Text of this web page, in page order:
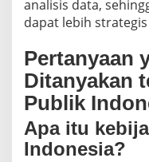
analisis data,
dapat lebih
Pertanyaan
Ditanyakan
Publik
Apa itu
Indonesia?